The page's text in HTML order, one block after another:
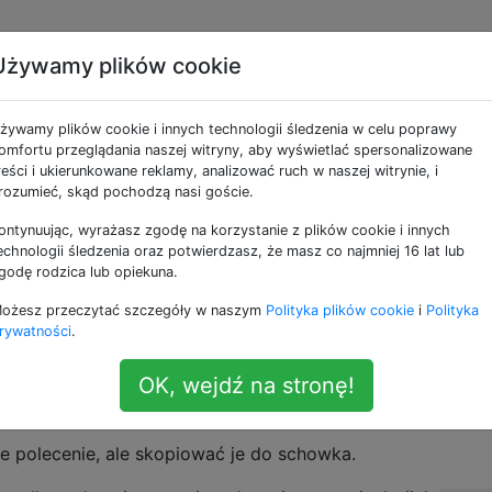
w terminalu
naciskając up arrow jak w poniższym przykładzie:
/ wykonane, a teraz mogę nacisnąć
polecenie, ale skopiować je do schowka.
plików cookie
plików cookie i innych technologii śledzenia w celu poprawy
przeglądania naszej witryny, aby wyświetlać spersonalizowane
i ukierunkowane reklamy, analizować ruch w naszej witrynie, i
skąd pochodzą nasi goście.
wyrażasz zgodę na korzystanie z plików cookie i innych
śledzenia oraz potwierdzasz, że masz co najmniej 16 lat lub
rodzica lub opiekuna.
przeczytać szczegóły w naszym Polityka plików cookie i Polityka
.
OK, wejdź na stronę!